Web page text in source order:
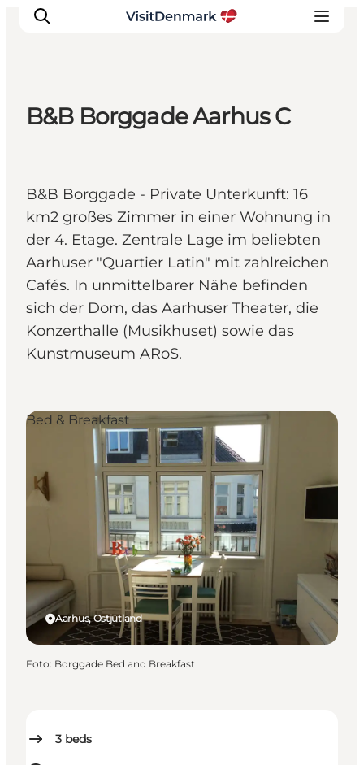
Erlebnisse
Unterkünfte
Reiseplanung
B&B Borggade Aarhus C
B&B Borggade - Private Unterkunft: 16
km2 großes Zimmer in einer Wohnung in
der 4. Etage. Zentrale Lage im beliebten
Aarhuser "Quartier Latin" mit zahlreichen
Cafés. In unmittelbarer Nähe befinden
sich der Dom, das Aarhuser Theater, die
Konzerthalle (Musikhuset) sowie das
Kunstmuseum ARoS.
3 beds
Aarhus, Ostjütland
Bed & Breakfast
Foto: Borggade Bed and Breakfast